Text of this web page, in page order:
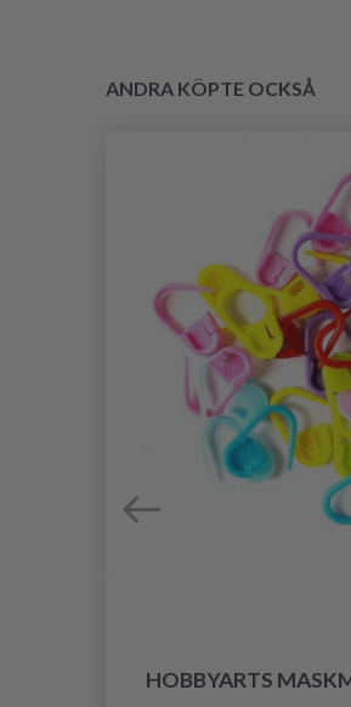
ANDRA KÖPTE OCKSÅ
HOBBYARTS